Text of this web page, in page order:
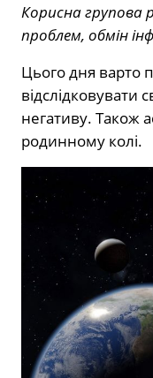
Корисна групова
проблем, обмін
Цього дня варто
відслідковувати
негативу. Також
родинному колі.